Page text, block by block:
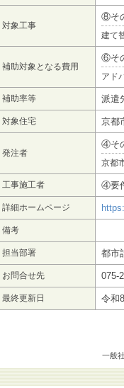
対象工事
⑧そ
建て
補助対象となる費用
⑥そ
アド
補助率等 派遣
対象住宅 京都
発注者
④そ
京都
工事施工者 ④要
詳細ホームページ
備考
担当部署 都市
お問合せ先 075-
最終更新日 令和
一般